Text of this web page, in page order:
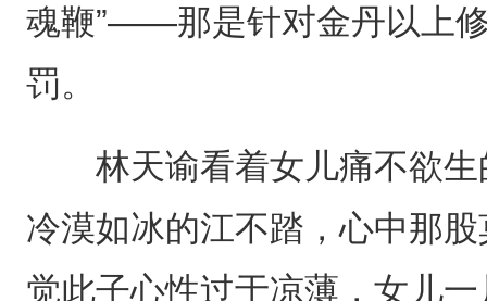
魂鞭”——那是针对金丹以上
罚。
林天谕看着女儿痛不欲生
冷漠如冰的江不踏，心中那
觉此子心性过于凉薄，女儿